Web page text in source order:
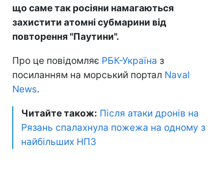
що саме так росіяни намагаються
захистити атомні субмарини від
повторення "Паутини".
Про це повідомляє РБК-Україна з
посиланням на морський портал Naval
News.
Читайте також: Після атаки дронів на
Рязань спалахнула пожежа на одному з
найбільших НПЗ